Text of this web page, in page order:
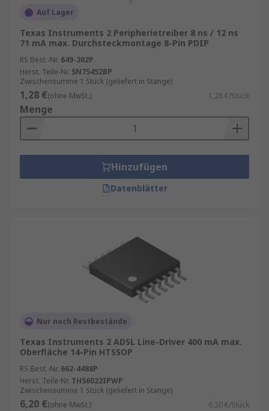
Auf Lager
Texas Instruments 2 Peripherietreiber 8 ns / 12 ns
71 mA max. Durchsteckmontage 8-Pin PDIP
RS Best.-Nr. 649-302P
Herst. Teile-Nr. SN75452BP
Zwischensumme 1 Stück (geliefert in Stange)
1,28 €(ohne MwSt.) 1,28 €/Stück
Menge
Hinzufügen
Datenblätter
Nur noch Restbestände
Texas Instruments 2 ADSL Line-Driver 400 mA max.
Oberfläche 14-Pin HTSSOP
RS Best.-Nr. 662-4488P
Herst. Teile-Nr. THS6022IPWP
Zwischensumme 1 Stück (geliefert in Stange)
6,20 €(ohne MwSt.) 6,20 €/Stück